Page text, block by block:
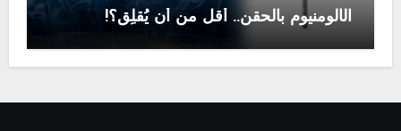
الألومنيوم بالحقن.. أقل من أن يُقلِق؟!